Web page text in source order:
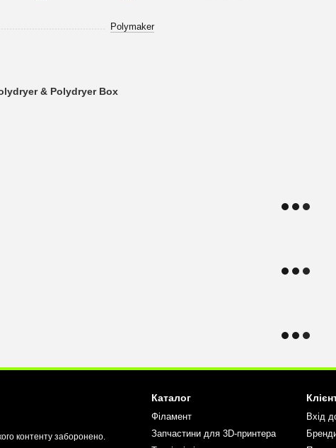
Polymaker
& Polydryer Box
контенту заборонено.
Каталог
Філамент
Запчастини для 3D-принтера
Вхід